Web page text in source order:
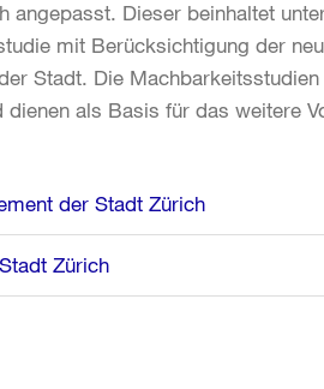
angepasst. Dieser beinhaltet
mit Berücksichtigung der
Stadt. Die
als Basis für das weitere
der Stadt Zürich
Zürich